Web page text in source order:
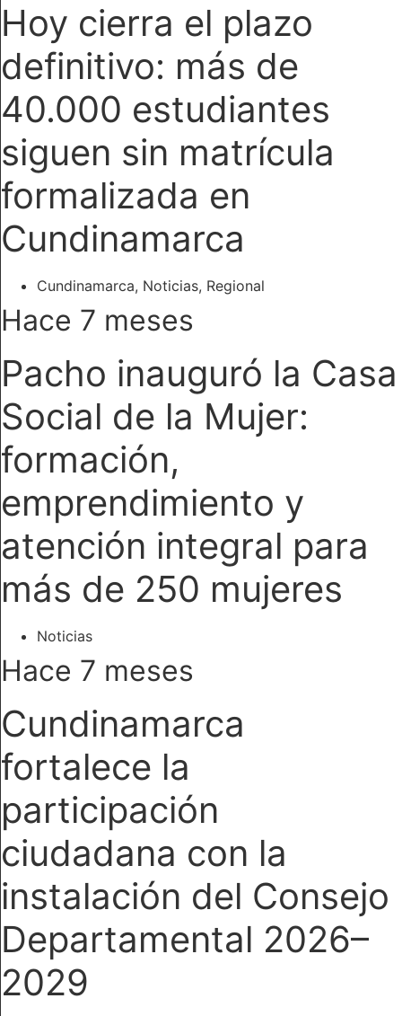
Hoy cierra el plazo
definitivo: más de
40.000 estudiantes
siguen sin matrícula
formalizada en
Cundinamarca
Cundinamarca, Noticias, Regional
Hace 7 meses
Pacho inauguró la Casa
Social de la Mujer:
formación,
emprendimiento y
atención integral para
más de 250 mujeres
Noticias
Hace 7 meses
Cundinamarca
fortalece la
participación
ciudadana con la
instalación del Consejo
Departamental 2026–
2029